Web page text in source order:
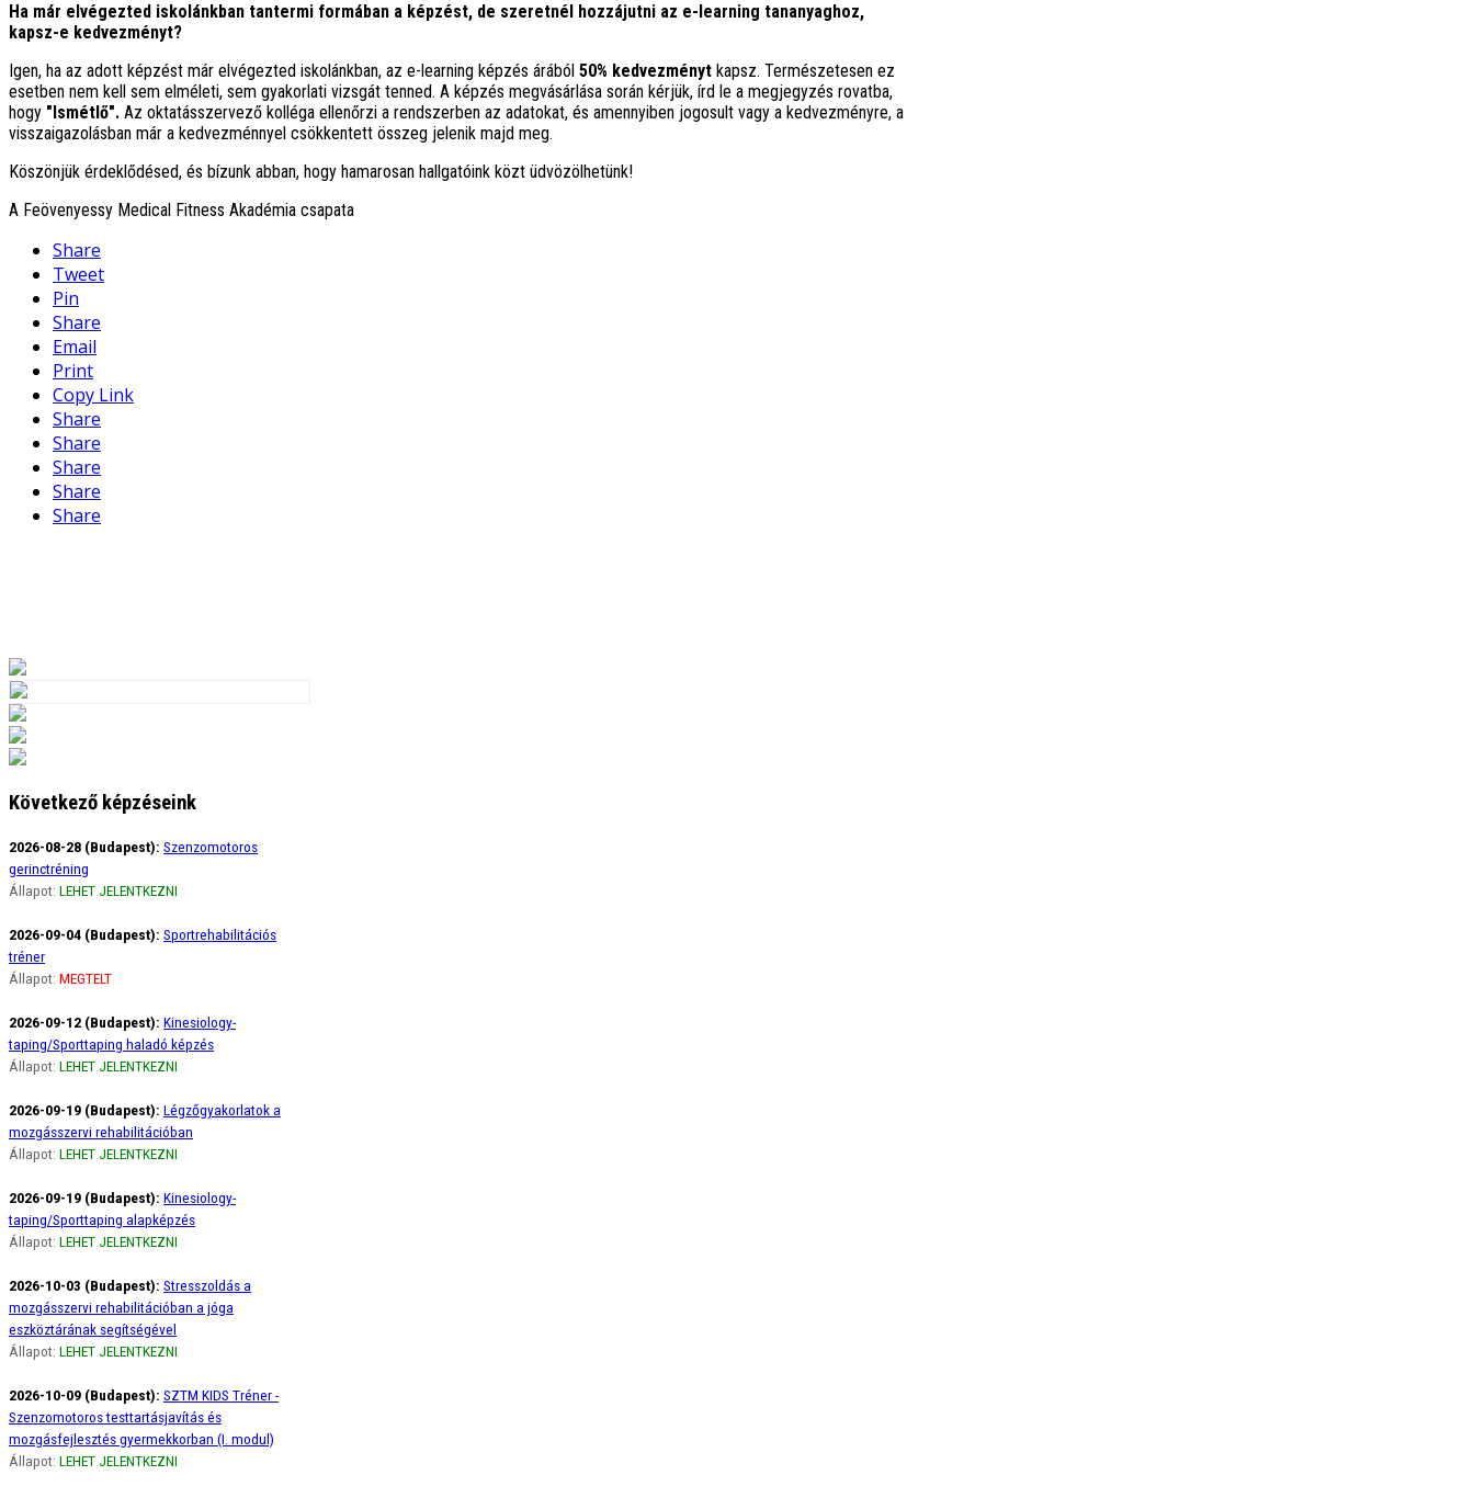
Ha már elvégezted iskolánkban tantermi formában a képzést, de szeretnél hozzájutni az e-learning tananyaghoz,
kapsz-e kedvezményt?
Igen, ha az adott képzést már elvégezted iskolánkban, az e-learning képzés árából 50% kedvezményt kapsz. Természetesen ez
esetben nem kell sem elméleti, sem gyakorlati vizsgát tenned. A képzés megvásárlása során kérjük, írd le a megjegyzés rovatba,
hogy "Ismétlő". Az oktatásszervező kolléga ellenőrzi a rendszerben az adatokat, és amennyiben jogosult vagy a kedvezményre, a
visszaigazolásban már a kedvezménnyel csökkentett összeg jelenik majd meg.
Köszönjük érdeklődésed, és bízunk abban, hogy hamarosan hallgatóink közt üdvözölhetünk!
A Feövenyessy Medical Fitness Akadémia csapata
Share
Tweet
Pin
Share
Email
Print
Copy Link
Share
Share
Share
Share
Share
Következő képzéseink
2026-08-28 (Budapest): Szenzomotoros
gerinctréning
Állapot: LEHET JELENTKEZNI
2026-09-04 (Budapest): Sportrehabilitációs
tréner
Állapot: MEGTELT
2026-09-12 (Budapest): Kinesiology-
taping/Sporttaping haladó képzés
Állapot: LEHET JELENTKEZNI
2026-09-19 (Budapest): Légzőgyakorlatok a
mozgásszervi rehabilitációban
Állapot: LEHET JELENTKEZNI
2026-09-19 (Budapest): Kinesiology-
taping/Sporttaping alapképzés
Állapot: LEHET JELENTKEZNI
2026-10-03 (Budapest): Stresszoldás a
mozgásszervi rehabilitációban a jóga
eszköztárának segítségével
Állapot: LEHET JELENTKEZNI
2026-10-09 (Budapest): SZTM KIDS Tréner -
Szenzomotoros testtartásjavítás és
mozgásfejlesztés gyermekkorban (I. modul)
Állapot: LEHET JELENTKEZNI